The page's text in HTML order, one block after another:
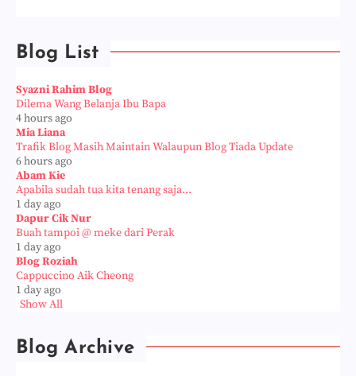
Blog List
Syazni Rahim Blog
Dilema Wang Belanja Ibu Bapa
4 hours ago
Mia Liana
Trafik Blog Masih Maintain Walaupun Blog Tiada Update
6 hours ago
Abam Kie
Apabila sudah tua kita tenang saja...
1 day ago
Dapur Cik Nur
Buah tampoi @ meke dari Perak
1 day ago
Blog Roziah
Cappuccino Aik Cheong
1 day ago
Show All
Blog Archive